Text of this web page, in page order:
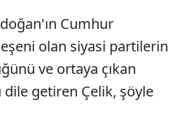
Cumhur
olan siyasi partilerin
ve ortaya çıkan
getiren Çelik, şöyle